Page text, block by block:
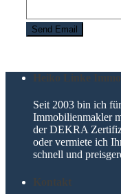
Heiko Linke
Seit 2003 bin ich
Immobilienmakler
der DEKRA
oder vermiete ich
schnell und
Kontakt